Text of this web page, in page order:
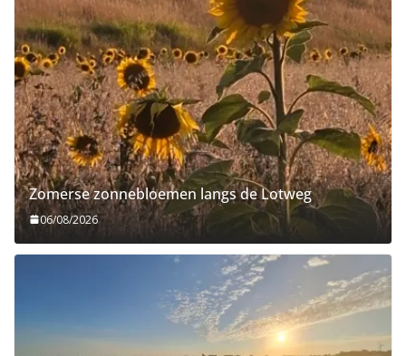
Zomerse zonnebloemen langs de Lotweg
06/08/2026